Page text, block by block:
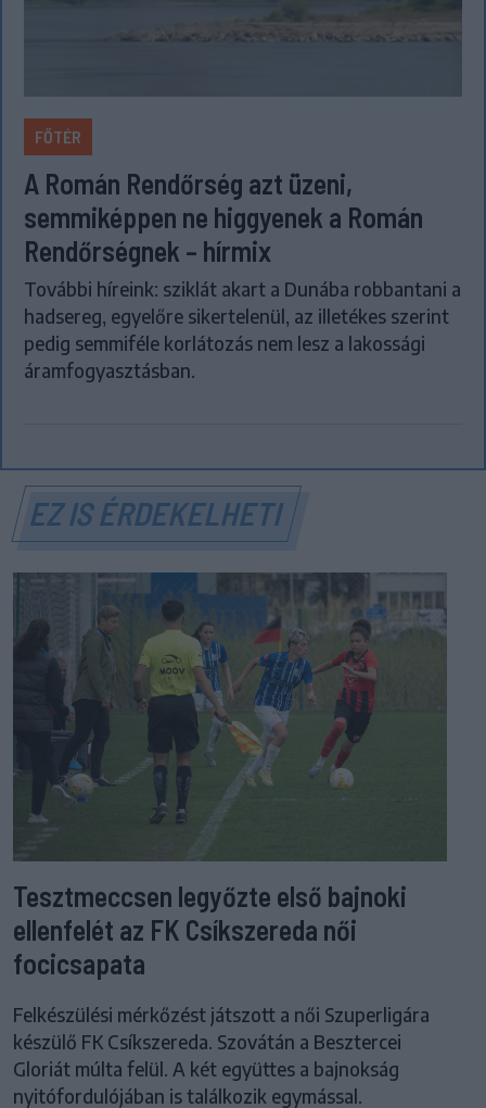
FŐTÉR
A Román Rendőrség azt üzeni,
semmiképpen ne higgyenek a Román
Rendőrségnek – hírmix
További híreink: sziklát akart a Dunába robbantani a
hadsereg, egyelőre sikertelenül, az illetékes szerint
pedig semmiféle korlátozás nem lesz a lakossági
áramfogyasztásban.
EZ IS ÉRDEKELHETI
Tesztmeccsen legyőzte első bajnoki
ellenfelét az FK Csíkszereda női
focicsapata
Felkészülési mérkőzést játszott a női Szuperligára
készülő FK Csíkszereda. Szovátán a Besztercei
Gloriát múlta felül. A két együttes a bajnokság
nyitófordulójában is találkozik egymással.